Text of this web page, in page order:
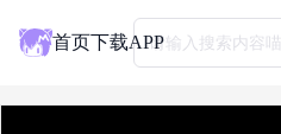
首页下载APP请输入搜索内容喵